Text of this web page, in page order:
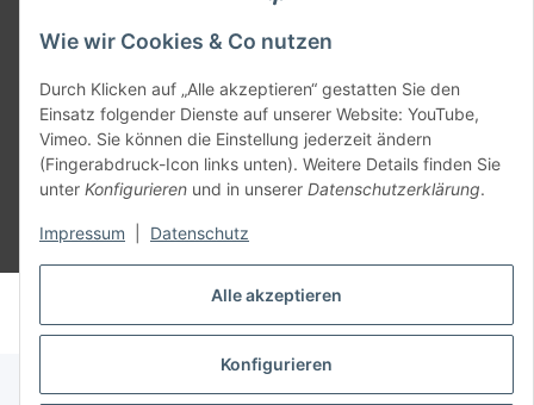
Alle akzeptieren
Konfigurieren
Wie wir Cookies & Co nutzen
Durch Klicken auf „Alle akzeptieren“ gestatten Sie den
Einsatz folgender Dienste auf unserer Website: YouTube,
Vimeo. Sie können die Einstellung jederzeit ändern
(Fingerabdruck-Icon links unten). Weitere Details finden Sie
unter Konfigurieren und in unserer Datenschutzerklärung.
Impressum Datenschutz
SmoliTec - Safety. Simplified. Worldwide. ( B2B Shop )
Vertrag widerrufen
* Alle Preise inkl. gesetzlicher USt., zzgl.
© voltmaster.de
Powered byJTL-Shop